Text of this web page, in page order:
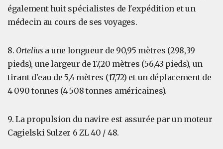
également huit spécialistes de l'expédition et un
médecin au cours de ses voyages.
8. Ortelius a une longueur de 90,95 mètres (298,39
pieds), une largeur de 17,20 mètres (56,43 pieds), un
tirant d'eau de 5,4 mètres (17,72) et un déplacement de
4 090 tonnes (4 508 tonnes américaines).
9. La propulsion du navire est assurée par un moteur
Cagielski Sulzer 6 ZL 40 / 48.